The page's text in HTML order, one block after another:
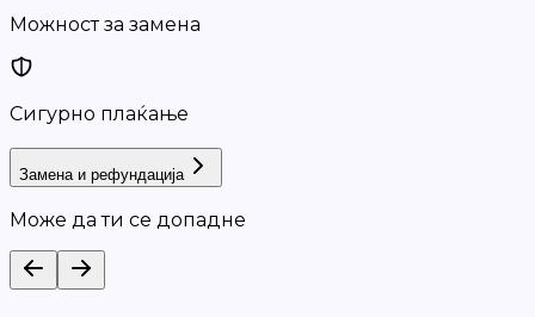
Можност за замена
Сигурно плаќање
Замена и рефундација
Може да ти се допадне